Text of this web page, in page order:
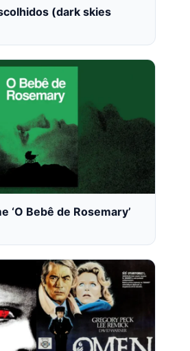
(dark skies
‘O Bebê de Rosemary’